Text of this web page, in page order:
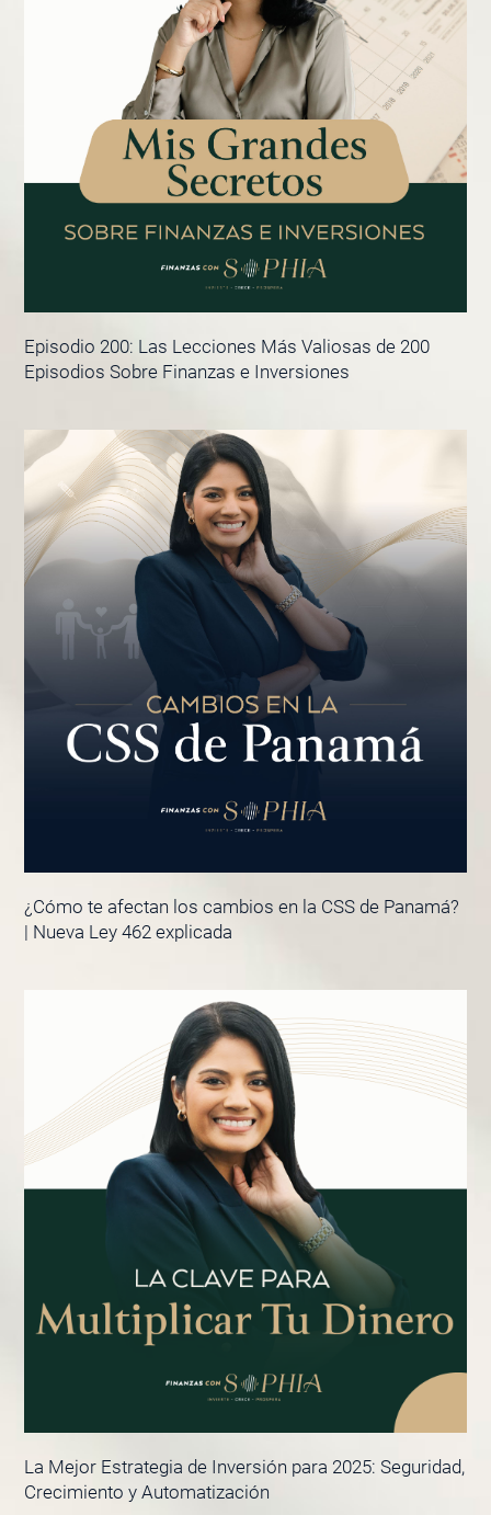
Episodio 200: Las Lecciones Más Valiosas de 200
Episodios Sobre Finanzas e Inversiones
¿Cómo te afectan los cambios en la CSS de Panamá?
| Nueva Ley 462 explicada
La Mejor Estrategia de Inversión para 2025: Seguridad,
Crecimiento y Automatización